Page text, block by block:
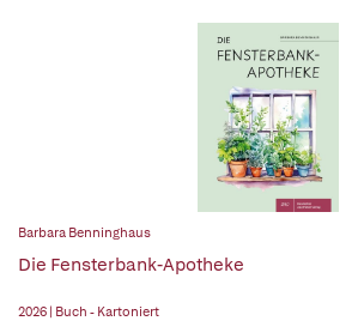
Barbara Benninghaus
Die Fensterbank-Apotheke
2026 | Buch - Kartoniert